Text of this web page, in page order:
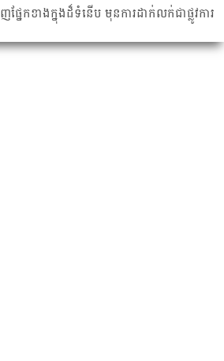
ផ្នែកខាងក្នុងដ៏ទំនើប មុនការដាក់លក់ជាផ្លូវការ